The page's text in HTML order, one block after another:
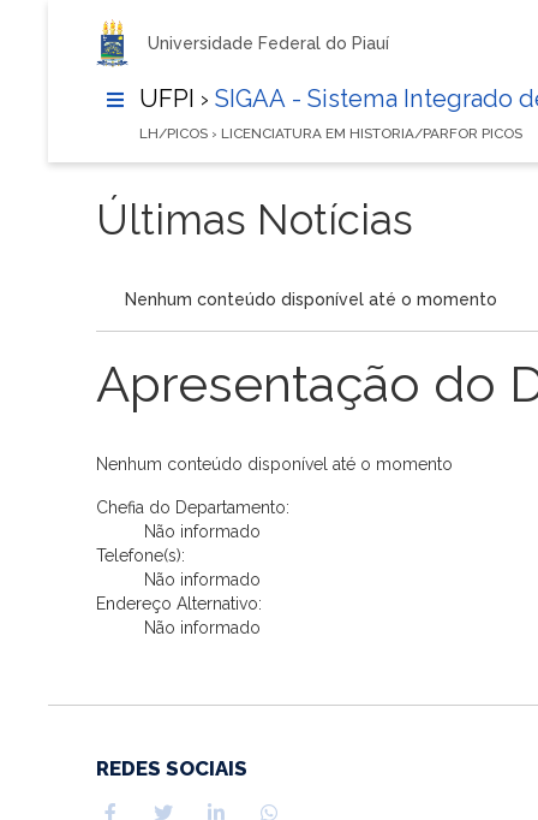
Universidade Federal do Piauí
UFPI › SIGAA - Sistema Integrado
LH/PICOS › LICENCIATURA EM HISTORIA/PARFOR PICOS
Últimas Notícias
Nenhum conteúdo disponível até o momento
Apresentação do
Nenhum conteúdo disponível até o momento
Chefia do Departamento:
Não informado
Telefone(s):
Não informado
Endereço Alternativo:
Não informado
REDES SOCIAIS